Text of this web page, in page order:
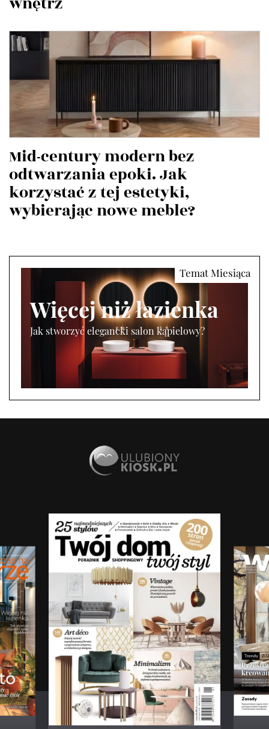
Mid-century modern bez
odtwarzania epoki. Jak
korzystać z tej estetyki,
wybierając nowe meble?
Więcej niż łazienka
Jak stworzyć elegancki salon kąpielowy?